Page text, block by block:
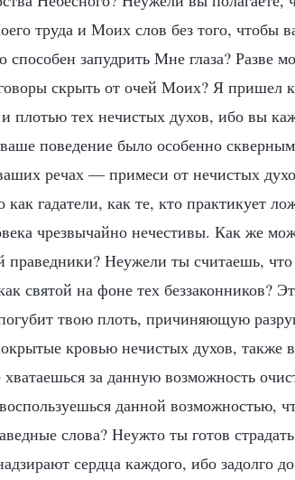
труда и Моих слов без того, чтобы
способен запудрить Мне глаза? Разве
скрыть от очей Моих? Я пришел
плотью тех нечистых духов, ибо вы
поведение было особенно
речах — примеси от нечистых
гадатели, как те, кто практикует
чрезвычайно нечестивы. Как же
праведники? Неужели ты считаешь,
святой на фоне тех беззаконников?
твою плоть, причиняющую
кровью нечистых духов, также
за данную возможность
данной возможностью,
слова? Неужто ты готов
сердца каждого, ибо задолго